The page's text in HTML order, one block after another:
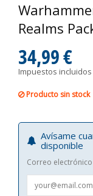
Realms
34,99 €
Impuestos incluidos
Producto sin stock
Avísame
disponible
Correo electrónico